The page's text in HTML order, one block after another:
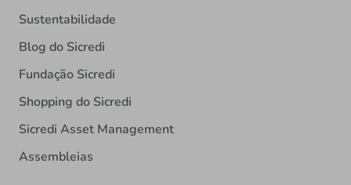
Sustentabilidade
Blog do Sicredi
Fundação Sicredi
Shopping do Sicredi
Sicredi Asset Management
Assembleias